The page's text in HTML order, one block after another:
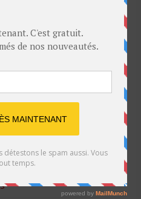
femme infidèle trompe
Échangistes